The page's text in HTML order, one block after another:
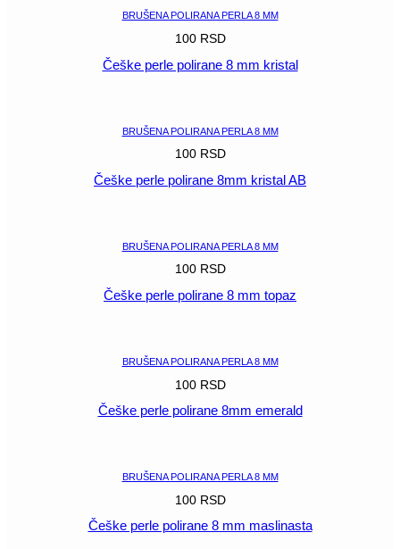
BRUŠENA POLIRANA PERLA 8 MM
100 RSD
Češke perle polirane 8 mm kristal
BRUŠENA POLIRANA PERLA 8 MM
100 RSD
Češke perle polirane 8mm kristal AB
BRUŠENA POLIRANA PERLA 8 MM
100 RSD
Češke perle polirane 8 mm topaz
BRUŠENA POLIRANA PERLA 8 MM
100 RSD
Češke perle polirane 8mm emerald
BRUŠENA POLIRANA PERLA 8 MM
100 RSD
Češke perle polirane 8 mm maslinasta